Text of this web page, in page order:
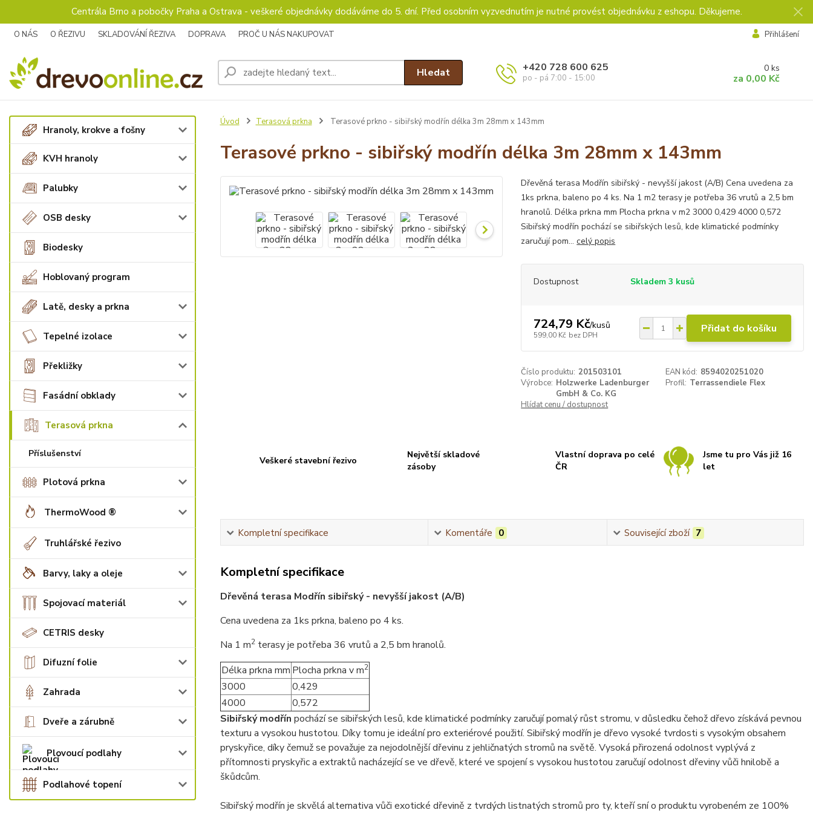
Centrála Brno a pobočky Praha a Ostrava - veškeré objednávky dodáváme do 5. dní. Před osobním vyzvednutím je nutné provést objednávku z eshopu. Děkujeme.
O NÁS O ŘEZIVU SKLADOVÁNÍ ŘEZIVA DOPRAVA PROČ U NÁS NAKUPOVAT Přihlášení
Hledat +420 728 600 625
po - pá 7:00 - 15:00
0 ks
za 0,00 Kč
Hranoly, krokve a fošny
KVH hranoly
Palubky
OSB desky
Biodesky
Hoblovaný program
Latě, desky a prkna
Tepelné izolace
Překližky
Fasádní obklady
Terasová prkna
Příslušenství
Plotová prkna
ThermoWood ®
Truhlářské řezivo
Barvy, laky a oleje
Spojovací materiál
CETRIS desky
Difuzní folie
Zahrada
Dveře a zárubně
Plovoucí podlahy
Podlahové topení
Úvod Terasová prkna Terasové prkno - sibiřský modřín délka 3m 28mm x 143mm
Terasové prkno - sibiřský modřín délka 3m 28mm x 143mm
Dřevěná terasa Modřín sibiřský - nevyšší jakost (A/B) Cena uvedena za
1ks prkna, baleno po 4 ks. Na 1 m2 terasy je potřeba 36 vrutů a 2,5 bm
hranolů. Délka prkna mm Plocha prkna v m2 3000 0,429 4000 0,572
Sibiřský modřín pochází se sibiřských lesů, kde klimatické podmínky
zaručují pom...celý popis
Dostupnost Skladem 3 kusů
724,79 Kč/kusů
599,00 Kč bez DPH Přidat do košíku
Číslo produktu: 201503101 EAN kód: 8594020251020
Výrobce: Holzwerke Ladenburger
GmbH & Co. KG
Profil: Terrassendiele Flex
Hlídat cenu / dostupnost
Veškeré stavební řezivo
Největší skladové
zásoby
Vlastní doprava po celé
ČR
Jsme tu pro Vás již 16
let
Kompletní specifikace Komentáře 0 Související zboží 7
Kompletní specifikace
Dřevěná terasa Modřín sibiřský - nevyšší jakost (A/B)
Cena uvedena za 1ks prkna, baleno po 4 ks.
Na 1 m2terasy je potřeba 36 vrutů a 2,5 bm hranolů.
Délka prkna mm Plocha prkna v m2
3000
0,429
4000
0,572
Sibiřský modřín pochází se sibiřských lesů, kde klimatické podmínky zaručují pomalý růst stromu, v důsledku čehož dřevo získává pevnou
texturu a vysokou hustotou. Díky tomu je ideální pro exteriérové ​​použití. Sibiřský modřín je dřevo vysoké tvrdosti s vysokým obsahem
pryskyřice, díky čemuž se považuje za nejodolnější dřevinu z jehličnatých stromů na světě. Vysoká přirozená odolnost vyplývá z
přítomnosti pryskyřic a extraktů nacházející se ve dřevě, které ve spojení s vysokou hustotou zaručují odolnost dřeviny vůči hnilobě a
škůdcům.
Sibiřský modřín je skvělá alternativa vůči exotické dřevině z tvrdých listnatých stromů pro ty, kteří sní o produktu vyrobeném ze 100%